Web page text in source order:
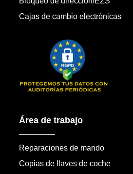
Cajas de cambio electrónicas
Área de trabajo
Reparaciones de mando
Copias de llaves de coche